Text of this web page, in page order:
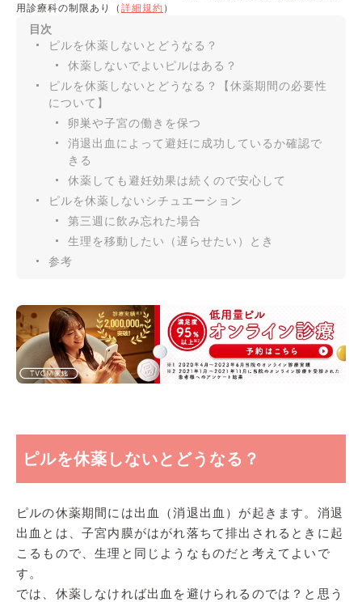
用診療科の制限あり（ 詳細規約 ）
目次
ピルを休薬しないとどうなる？
休薬しないでよいピルはある？
ピルを休薬しないとどうなる？【休薬期間の必要性
について】
卵巣や子宮の働きを保つ
消退出血によって避妊に成功しているか確認で
きる
休薬しても避妊効果は続くので安心して
ピルを休薬しないシチュエーション
第三週に飲み忘れた場合
生理を移動したい（遅らせたい）とき
参考
ピルを休薬しないとどうなる？
ピルの休薬期間には出血（消退出血）が起きます。消退
出血とは、子宮内膜がはがれ落ちて排出されるときに起
こるもので、生理と同じようなものだと考えてよいで
す。
では、休薬しなければ出血を避けられるのでは？と思う